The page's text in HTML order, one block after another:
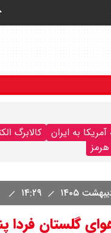
به ایران
کالابرگ